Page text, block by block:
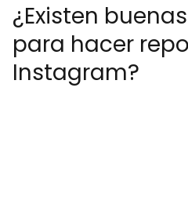
¿Existen
para hacer
Instagram?